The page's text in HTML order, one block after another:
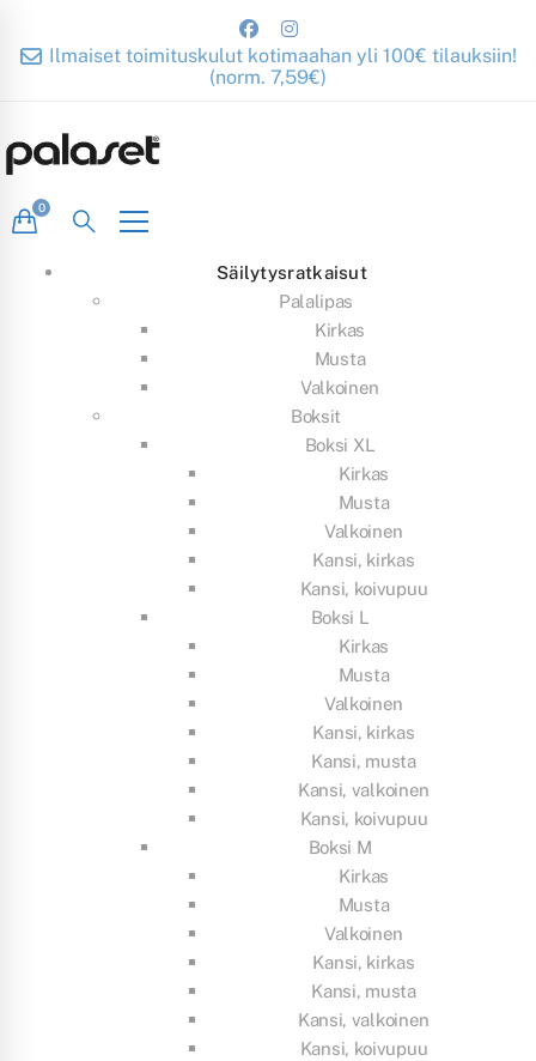
Ilmaiset toimituskulut kotimaahan yli 100€ tilauksiin!
(norm. 7,59€)
Säilytysratkaisut
Palalipas
Kirkas
Musta
Valkoinen
Boksit
Boksi XL
Kirkas
Musta
Valkoinen
Kansi, kirkas
Kansi, koivupuu
Boksi L
Kirkas
Musta
Valkoinen
Kansi, kirkas
Kansi, musta
Kansi, valkoinen
Kansi, koivupuu
Boksi M
Kirkas
Musta
Valkoinen
Kansi, kirkas
Kansi, musta
Kansi, valkoinen
Kansi, koivupuu